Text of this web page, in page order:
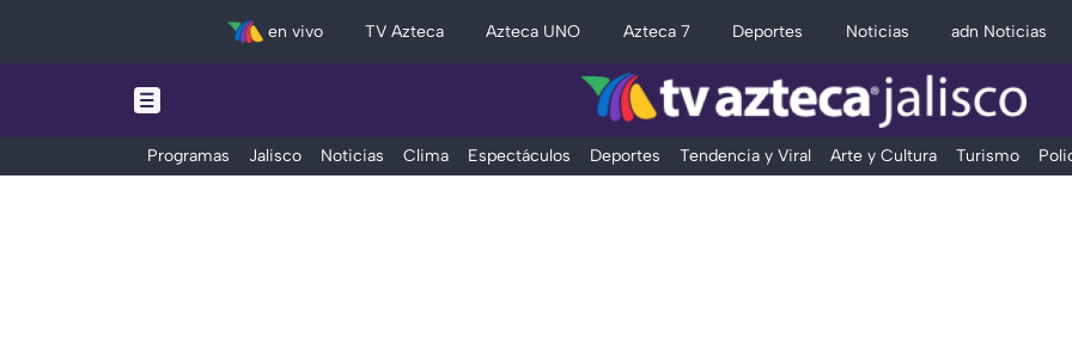
en vivo TV Azteca Azteca UNO Azteca 7 Deportes Noticias adn Noticias
Programas Jalisco Noticias Clima Espectáculos Deportes Tendencia y Viral Arte y Cultura Turismo